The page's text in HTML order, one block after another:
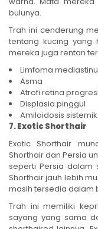
bulunya.
Trah ini cenderung
tentang kucing yang
mereka juga rentan
Limfoma
Asma
Atrofi retina
Displasia pinggul
Amiloidosis sistemik
7. Exotic Shorthair
Exotic Shorthair
Shorthair dan Persia
seperti Persia dalam
Shorthair jauh lebih
masih tersedia dalam
Trah ini memiliki
sayang yang sama